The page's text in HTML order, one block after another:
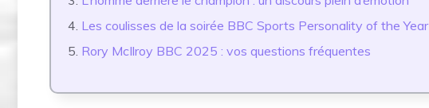
Les coulisses de la soirée BBC Sports Personality of the Year
Rory McIlroy BBC 2025 : vos questions fréquentes